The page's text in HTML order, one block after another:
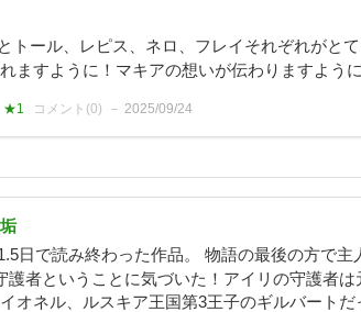
トール、レピス、ネロ、フレイそれぞれがと
ますように！マキアの想いが伝わりますように
★1 コメント(0) 2025/09/24
日で読み終わった作品。 物語の最後の方で主
護者ということに気づいた！アイリの守護者
オネル、ルスキア王国第3王子のギルバート